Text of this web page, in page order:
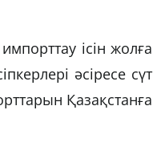
ісін жолға
әсіресе сүт
Қазақстанға